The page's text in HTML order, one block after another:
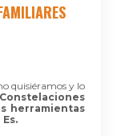
quisiéramos y lo
Constelaciones
herramientas